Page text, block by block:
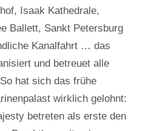
Isaak Kathedrale,
Ballett, Sankt Petersburg
Kanalfahrt … das
und betreuet alle
hat sich das frühe
wirklich gelohnt:
betreten als erste den